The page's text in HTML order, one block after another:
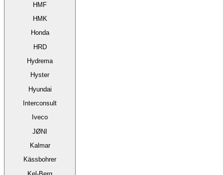
HMF
HMK
Honda
HRD
Hydrema
Hyster
Hyundai
Interconsult
Iveco
JØNI
Kalmar
Kässbohrer